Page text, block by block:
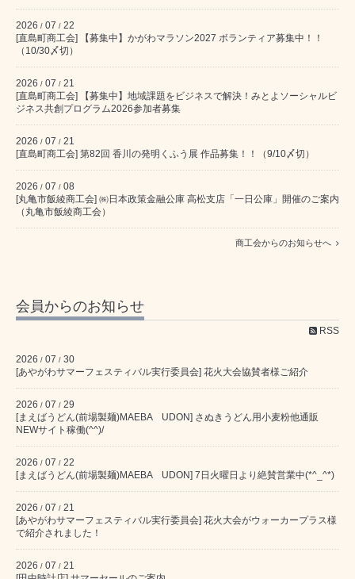
2026 / 07 / 22
[直島町商工会] 【募集中】かがわマラソン2027 ボランティア募集中！！
（10/30〆切）
2026 / 07 / 21
[直島町商工会] 【募集中】地域課題をビジネスで解決！みとよソーシャルビ
ジネス共創プログラム2026参加者募集
2026 / 07 / 21
[直島町商工会] 第82回 香川の発明くふう展 作品募集！！（9/10〆切）
2026 / 07 / 08
[丸亀市飯綾商工会] ㈱日本政策金融公庫 高松支店「一日公庫」開催のご案内
（丸亀市飯綾商工会）
商工会からのお知らせへ
会員からのお知らせ
RSS
2026 / 07 / 30
[あやがわサマーフェスティバル実行委員会] 花火大会協賛者様ご紹介
2026 / 07 / 29
[まえばうどん(前場製麺)MAEBA UDON] さぬきうどん用小麦粉他通販
NEWサイト稼働(^^)/
2026 / 07 / 22
[まえばうどん(前場製麺)MAEBA UDON] 7日火曜日より絶賛営業中(*^_^*)
2026 / 07 / 21
[あやがわサマーフェスティバル実行委員会] 花火大会がウォーカープラス様
で紹介されました！
2026 / 07 / 21